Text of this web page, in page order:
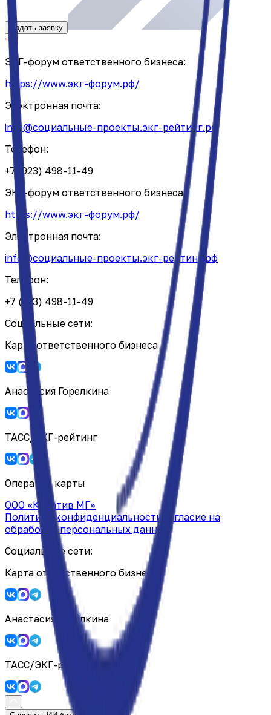
Подать заявку
ЭКГ-форум ответственного бизнеса:
https://www.экг-форум.рф/
Электронная почта:
info@социальные-проекты.экг-рейтинг.рф
Телефон:
+7 (923) 498-11-49
ЭКГ-форум ответственного бизнеса:
https://www.экг-форум.рф/
Электронная почта:
info@социальные-проекты.экг-рейтинг.рф
Телефон:
+7 (923) 498-11-49
Социальные сети:
Карта ответственного бизнеса
Анастасия Горелкина
ТАСС/ЭКГ-рейтинг
Оператор карты
ООО «Креатив МГ»
Политика конфиденциальности
Согласие на
обработку персональных данных
Социальные сети:
Карта ответственного бизнеса
Анастасия Горелкина
ТАСС/ЭКГ-рейтинг